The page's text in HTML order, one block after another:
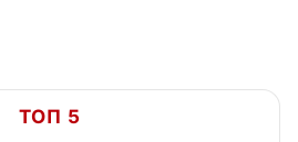
ТОП 5